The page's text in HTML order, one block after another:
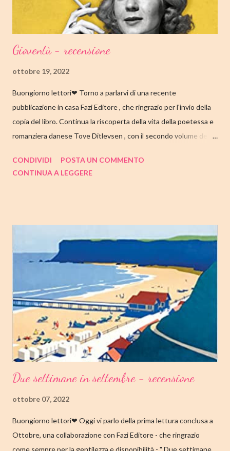
Gioventù - recensione
ottobre 19, 2022
Buongiorno lettori❤ Torno a parlarvi di una recente
pubblicazione in casa Fazi Editore , che ringrazio per l'invio della
copia del libro. Continua la riscoperta della vita della poetessa e
romanziera danese Tove Ditlevsen , con il secondo volume della
come sempre, trovate tutte le mie impressioni al suo termine.
14.25/EBOOK 8.99 Link Amazon TRAMA Dopo "Infanzia", il
secondo capitolo della trilogia di Copenaghen, grande classico
della letteratura danese oggi riscoperto e acclamato a livello
internazionale. La piccola Tove è cresciuta in fretta: costretta ad
abbandonare la scuola molto presto, a quattordici anni compie i
primi passi nel mondo del lavoro. Indossato il vestito buono e
infilato il ...
CONDIVIDI
POSTA UN COMMENTO
CONTINUA A LEGGERE
Due settimane in settembre - recensione
ottobre 07, 2022
Buongiorno lettori❤ Oggi vi parlo della prima lettura conclusa a
Ottobre, una collaborazione con Fazi Editore - che ringrazio
come sempre per la gentilezza e disponibilità - " Due settimane